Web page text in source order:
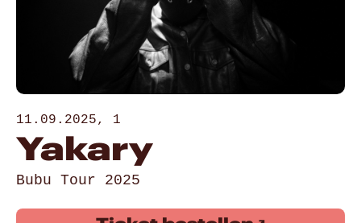
11.09.2025, 1
Yakary
Bubu Tour 2025